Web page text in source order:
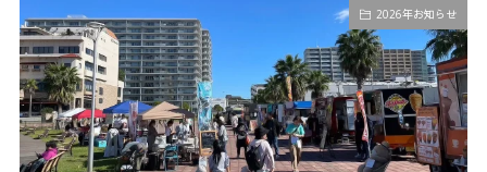
2026年お知らせ